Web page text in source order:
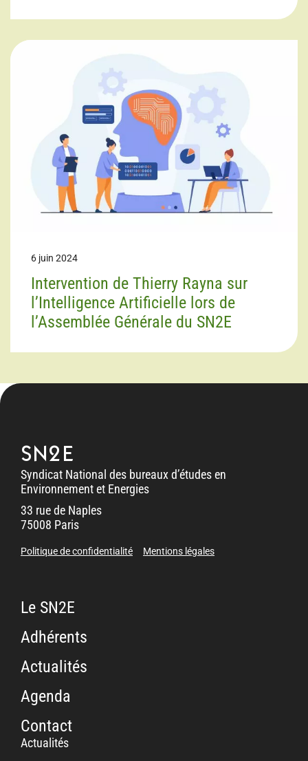
6 juin 2024
Intervention de Thierry Rayna sur
l’Intelligence Artificielle lors de
l’Assemblée Générale du SN2E
SN2E
Syndicat National des bureaux d’études en
Environnement et Energies
33 rue de Naples
75008 Paris
Politique de confidentialité Mentions légales
Le SN2E
Adhérents
Actualités
Agenda
Contact
Actualités